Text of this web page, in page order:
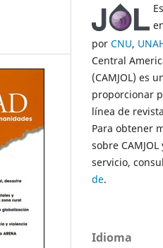
por CNU,
Central
(CAMJOL) es
proporcionar
línea de
Para obtener
sobre
servicio,
de.
Idioma